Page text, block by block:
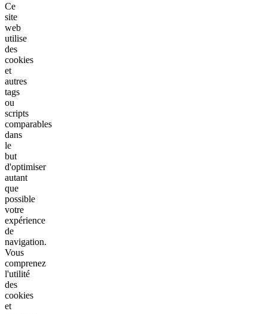
Ce
site
web
utilise
des
cookies
et
autres
tags
ou
scripts
comparables
dans
le
but
d'optimiser
autant
que
possible
votre
expérience
de
navigation.
Vous
comprenez
l'utilité
des
cookies
et